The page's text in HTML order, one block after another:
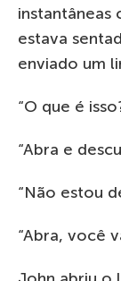
instantâneas
estava
enviado um
“O que é
“Abra e
“Não estou
“Abra, você